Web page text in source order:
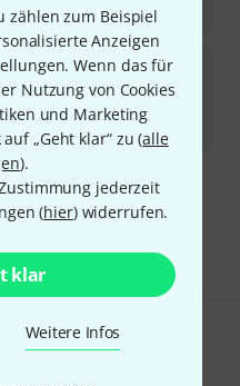
zählen zum Beispiel
Anzeigen
Wenn das für
Nutzung von Cookies
und Marketing
„Geht klar“ zu (alle
).
jederzeit
(hier) widerrufen.
klar
Weitere Infos
ab 29 €
MwSt.
Sie sehen?